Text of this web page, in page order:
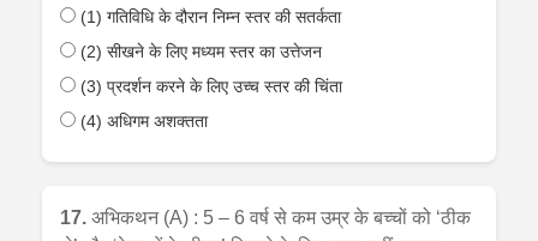
(1) गतिविधि के दौरान निम्न स्तर की सतर्कता
(2) सीखने के लिए मध्यम स्तर का उत्तेजन
(3) प्रदर्शन करने के लिए उच्च स्तर की चिंता
(4) अधिगम अशक्तता
17. अभिकथन (A) : 5 – 6 वर्ष से कम उम्र के बच्चों को ‘ठीक